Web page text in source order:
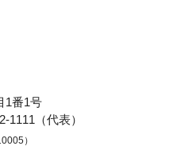
1番1号
（代表）
）